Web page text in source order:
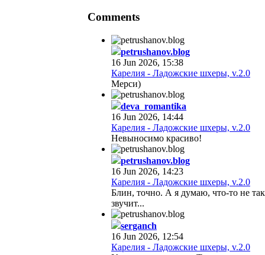
Comments
petrushanov.blog
16 Jun 2026, 15:38
Карелия - Ладожские шхеры, v.2.0
Мерси)
deva_romantika
16 Jun 2026, 14:44
Карелия - Ладожские шхеры, v.2.0
Невыносимо красиво!
petrushanov.blog
16 Jun 2026, 14:23
Карелия - Ладожские шхеры, v.2.0
Блин, точно. А я думаю, что-то не так
звучит...
serganch
16 Jun 2026, 12:54
Карелия - Ладожские шхеры, v.2.0